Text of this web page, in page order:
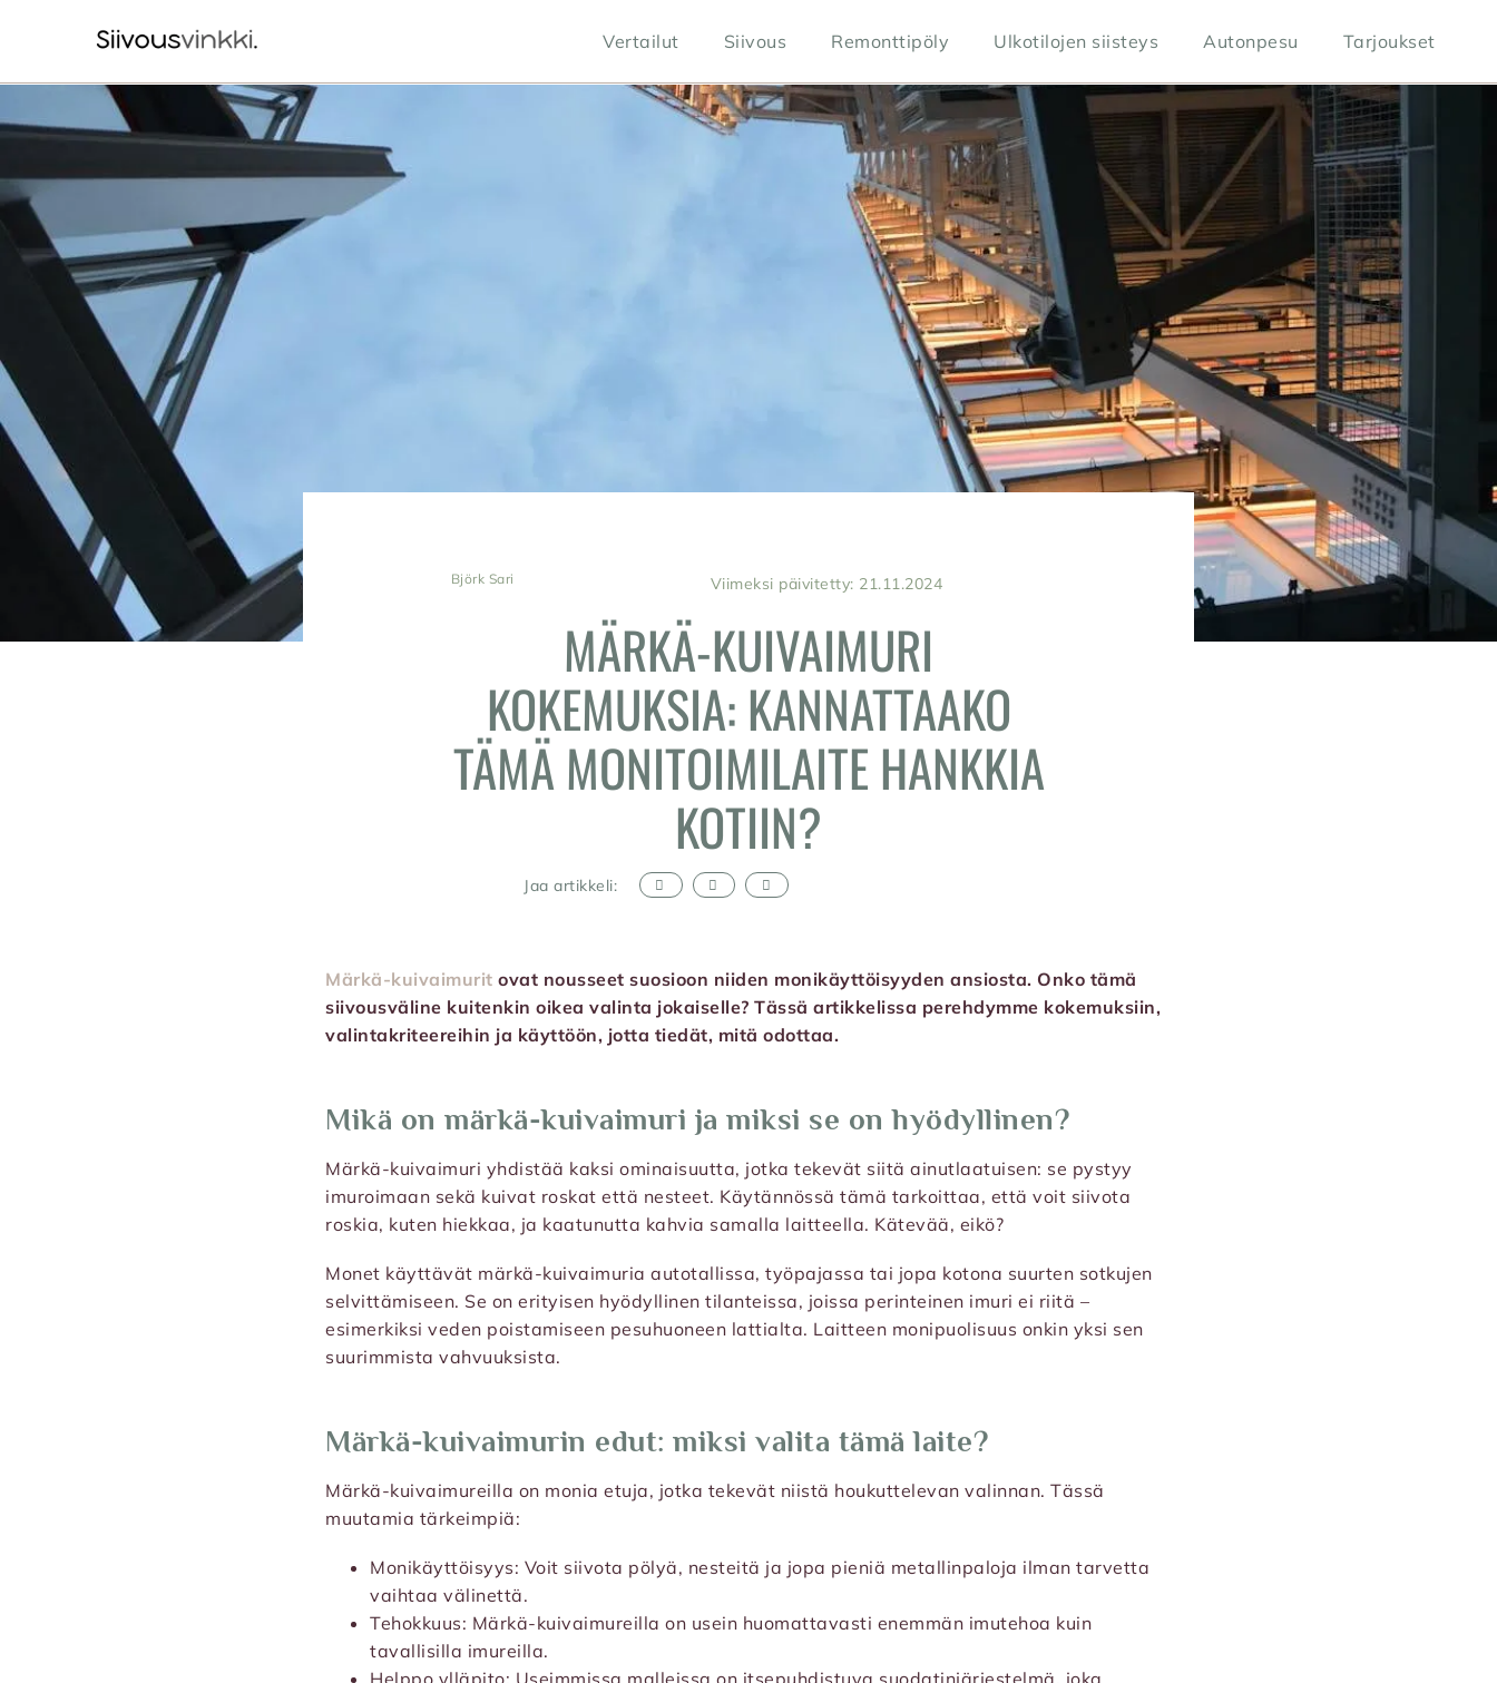
Vertailut Siivous Remonttipöly Ulkotilojen siisteys Autonpesu Tarjoukset
Björk Sari Viimeksi päivitetty: 21.11.2024
MÄRKÄ-KUIVAIMURI
KOKEMUKSIA: KANNATTAAKO
TÄMÄ MONITOIMILAITE HANKKIA
KOTIIN?
Jaa artikkeli:
Märkä-kuivaimurit ovat nousseet suosioon niiden monikäyttöisyyden ansiosta. Onko tämä
siivousväline kuitenkin oikea valinta jokaiselle? Tässä artikkelissa perehdymme kokemuksiin,
valintakriteereihin ja käyttöön, jotta tiedät, mitä odottaa.
Mikä on märkä-kuivaimuri ja miksi se on hyödyllinen?
Märkä-kuivaimuri yhdistää kaksi ominaisuutta, jotka tekevät siitä ainutlaatuisen: se pystyy
imuroimaan sekä kuivat roskat että nesteet. Käytännössä tämä tarkoittaa, että voit siivota
roskia, kuten hiekkaa, ja kaatunutta kahvia samalla laitteella. Kätevää, eikö?
Monet käyttävät märkä-kuivaimuria autotallissa, työpajassa tai jopa kotona suurten sotkujen
selvittämiseen. Se on erityisen hyödyllinen tilanteissa, joissa perinteinen imuri ei riitä –
esimerkiksi veden poistamiseen pesuhuoneen lattialta. Laitteen monipuolisuus onkin yksi sen
suurimmista vahvuuksista.
Märkä-kuivaimurin edut: miksi valita tämä laite?
Märkä-kuivaimureilla on monia etuja, jotka tekevät niistä houkuttelevan valinnan. Tässä
muutamia tärkeimpiä:
Monikäyttöisyys: Voit siivota pölyä, nesteitä ja jopa pieniä metallinpaloja ilman tarvetta
vaihtaa välinettä.
Tehokkuus: Märkä-kuivaimureilla on usein huomattavasti enemmän imutehoa kuin
tavallisilla imureilla.